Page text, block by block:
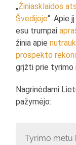
„Žiniasklaidos
Švedijoje“. Apie
esu trumpai
žinia apie
prospekto
grįžti prie tyrimo
Nagrinėdami
pažymėjo:
Tyrimo metu